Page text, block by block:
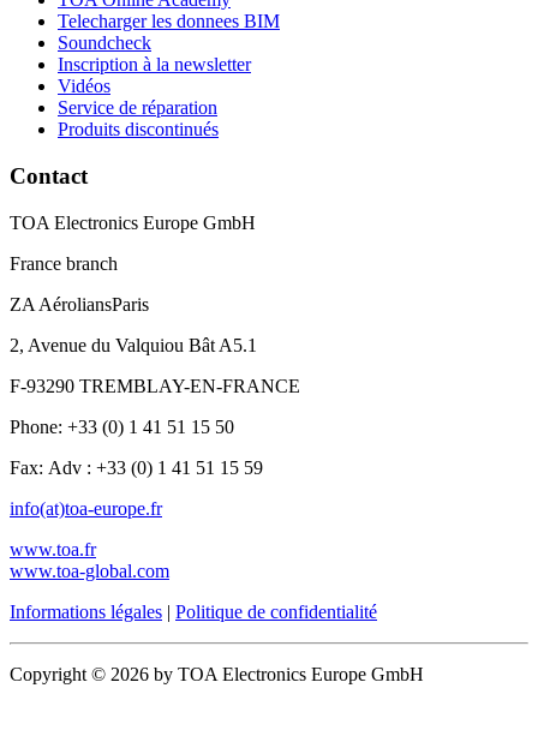
Telecharger les donnees BIM
Soundcheck
Inscription à la newsletter
Vidéos
Service de réparation
Produits discontinués
Contact
TOA Electronics Europe GmbH
France branch
ZA AéroliansParis
2, Avenue du Valquiou Bât A5.1
F-93290 TREMBLAY-EN-FRANCE
Phone: +33 (0) 1 41 51 15 50
Fax: Adv : +33 (0) 1 41 51 15 59
info(at)toa-europe.fr
www.toa.fr
www.toa-global.com
Informations légales | Politique de confidentialité
Copyright © 2026 by TOA Electronics Europe GmbH